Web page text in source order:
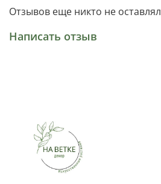
Отзывов еще никто не оставлял
Написать отзыв